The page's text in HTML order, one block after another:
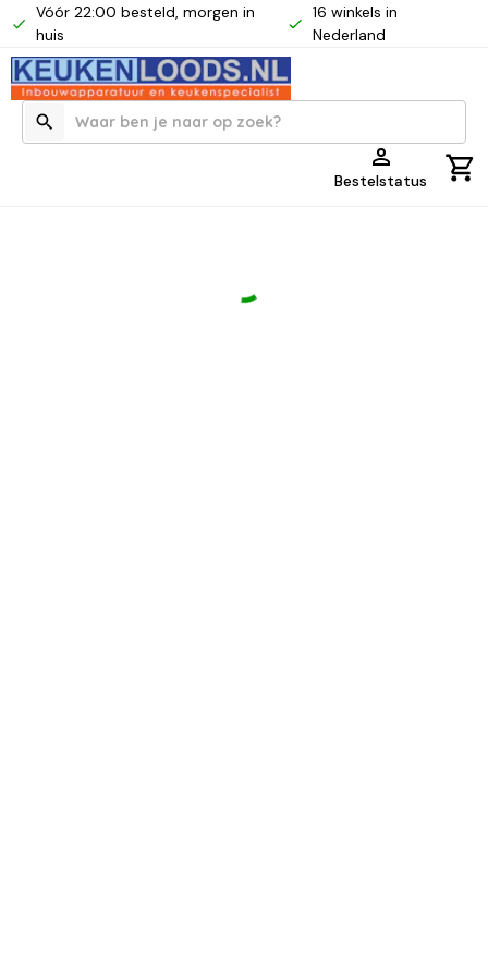
Vóór 22:00 besteld, morgen in
huis
16 winkels in
Nederland
Bestelstatus